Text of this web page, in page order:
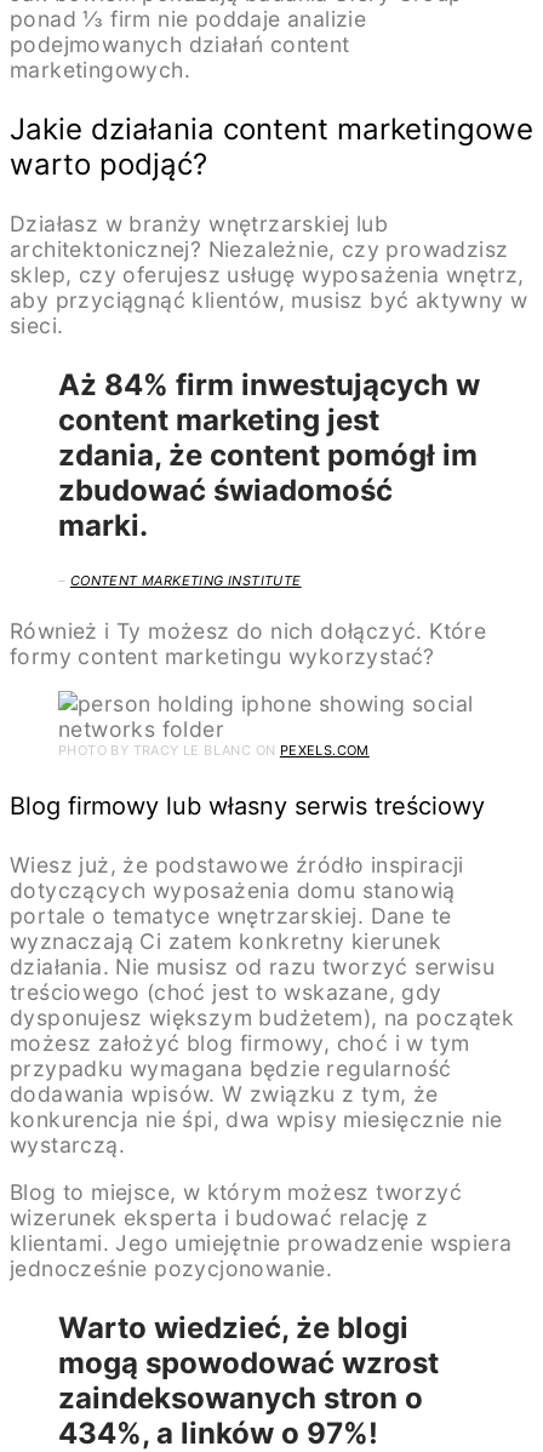
ponad ⅓ firm nie poddaje analizie
podejmowanych działań content
marketingowych.
Jakie działania content marketingowe
warto podjąć?
Działasz w branży wnętrzarskiej lub
architektonicznej? Niezależnie, czy prowadzisz
sklep, czy oferujesz usługę wyposażenia wnętrz,
aby przyciągnąć klientów, musisz być aktywny w
sieci.
Aż 84% firm inwestujących w
content marketing jest
zdania, że content pomógł im
zbudować świadomość
marki.
– CONTENT MARKETING INSTITUTE
Również i Ty możesz do nich dołączyć. Które
formy content marketingu wykorzystać?
PHOTO BY TRACY LE BLANC ON PEXELS.COM
Blog firmowy lub własny serwis treściowy
Wiesz już, że podstawowe źródło inspiracji
dotyczących wyposażenia domu stanowią
portale o tematyce wnętrzarskiej. Dane te
wyznaczają Ci zatem konkretny kierunek
działania. Nie musisz od razu tworzyć serwisu
treściowego (choć jest to wskazane, gdy
dysponujesz większym budżetem), na początek
możesz założyć blog firmowy, choć i w tym
przypadku wymagana będzie regularność
dodawania wpisów. W związku z tym, że
konkurencja nie śpi, dwa wpisy miesięcznie nie
wystarczą.
Blog to miejsce, w którym możesz tworzyć
wizerunek eksperta i budować relację z
klientami. Jego umiejętnie prowadzenie wspiera
jednocześnie pozycjonowanie.
Warto wiedzieć, że blogi
mogą spowodować wzrost
zaindeksowanych stron o
434%, a linków o 97%!